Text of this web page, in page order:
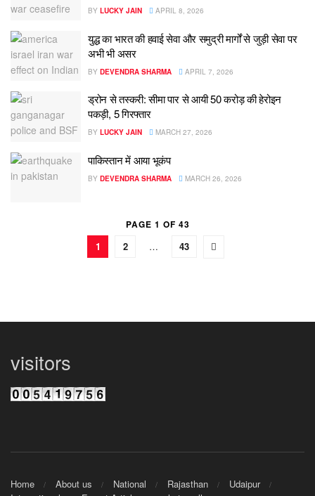
BY LUCKY JAIN APRIL 8, 2026
युद्ध का भारत की हवाई सेवा और समुद्री मार्गों से जुड़ी सेवा पर
अभी भी असर
BY DEVENDRA SHARMA APRIL 7, 2026
ड्रोन से तस्करी: सीमा पार से आयी 50 करोड़ की हेरोइन
पकड़ी, 5 गिरफ्तार
BY LUCKY JAIN MARCH 27, 2026
पाकिस्तान में आया भूकंप
BY DEVENDRA SHARMA MARCH 26, 2026
PAGE 1 OF 43
1 2 … 43
visitors
Home About us National Rajasthan
Udaipur